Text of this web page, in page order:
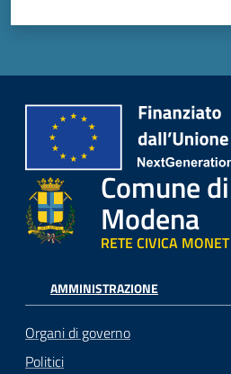
Comune di
Modena
RETE CIVICA MONET
AMMINISTRAZIONE
Organi di governo
Politici